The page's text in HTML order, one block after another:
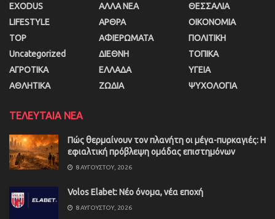
EXODUS
LIFESTYLE
TOP
Uncategorized
ΑΓΡΟΤΙΚΑ
ΑΘΛΗΤΙΚΑ
ΑΛΛΑ ΝΕΑ
ΑΡΘΡΑ
ΑΦΙΕΡΩΜΑΤΑ
ΔΙΕΘΝΗ
ΕΛΛΑΔΑ
ΖΩΔΙΑ
ΘΕΣΣΑΛΙΑ
ΟΙΚΟΝΟΜΙΑ
ΠΟΛΙΤΙΚΗ
ΤΟΠΙΚΑ
ΥΓΕΙΑ
ΨΥΧΟΛΟΓΙΑ
ΤΕΛΕΥΤΑΙΑ ΝΕΑ
Πώς θερμαίνουν τον πλανήτη οι μέγα-πυρκαγιές: Η
εφιαλτική πρόβλεψη ομάδας επιστημόνων
8 ΑΥΓΟΎΣΤΟΥ, 2026
Volos Elabet: Νέο όνομα, νέα εποχή
8 ΑΥΓΟΎΣΤΟΥ, 2026